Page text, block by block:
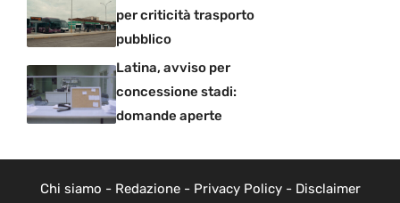
per criticità trasporto
pubblico
Latina, avviso per
concessione stadi:
domande aperte
Chi siamo - Redazione- Privacy Policy- Disclaimer